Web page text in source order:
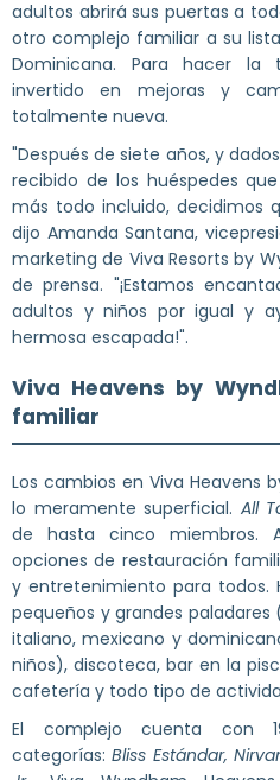
adultos abrirá sus puertas a
otro complejo familiar a su
Dominicana. Para hacer la
invertido en mejoras y
totalmente nueva.
"Después de siete años, y
recibido de los huéspedes
más todo incluido, decidimos
dijo Amanda Santana,
marketing de Viva Resorts by
de prensa. "¡Estamos
adultos y niños por igual y
hermosa escapada!".
Viva Heavens by
familiar
Los cambios en Viva Heavens
lo meramente superficial. All
de hasta cinco miembros.
opciones de restauración
y entretenimiento para todos.
pequeños y grandes
italiano, mexicano y
niños), discoteca, bar en la
cafetería y todo tipo de
El complejo cuenta con
categorías:Bliss Estándar,